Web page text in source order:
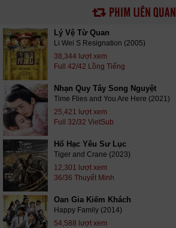
PHIM LIÊN QUAN
Lý Vệ Từ Quan
Li Wei S Resignation (2005)
38,344 lượt xem
Full 42/42 Lồng Tiếng
Nhạn Quy Tây Song Nguyệt
Time Flies and You Are Here (2021)
25,421 lượt xem
Full 32/32 VietSub
Hổ Hạc Yêu Sư Lục
Tiger and Crane (2023)
12,301 lượt xem
36/36 Thuyết Minh
Oan Gia Kiếm Khách
Happy Family (2014)
54,588 lượt xem